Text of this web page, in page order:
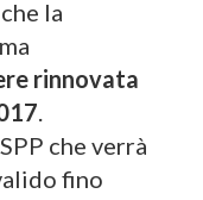
la
rinnovata
.
che verrà
fino